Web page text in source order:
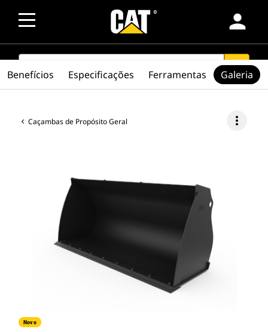
person
SEARCH search
Caçambas de Propósito Geral more_vert
Novo
Benefícios Especificações Ferramentas Galeria